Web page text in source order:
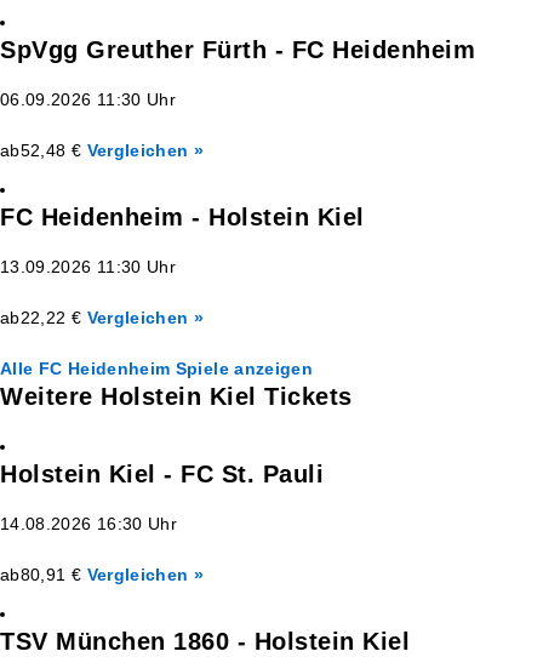
SpVgg Greuther Fürth - FC Heidenheim
06.09.2026 11:30 Uhr
ab52,48 € Vergleichen »
FC Heidenheim - Holstein Kiel
13.09.2026 11:30 Uhr
ab22,22 € Vergleichen »
Alle FC Heidenheim Spiele anzeigen
Weitere Holstein Kiel Tickets
Holstein Kiel - FC St. Pauli
14.08.2026 16:30 Uhr
ab80,91 € Vergleichen »
TSV München 1860 - Holstein Kiel